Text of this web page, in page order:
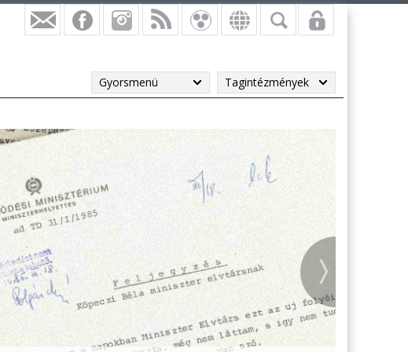
Gyorsmenü Tagintézmények
másodpéldányok